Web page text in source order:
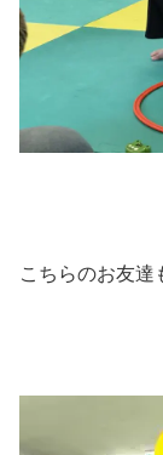
こちらのお友達